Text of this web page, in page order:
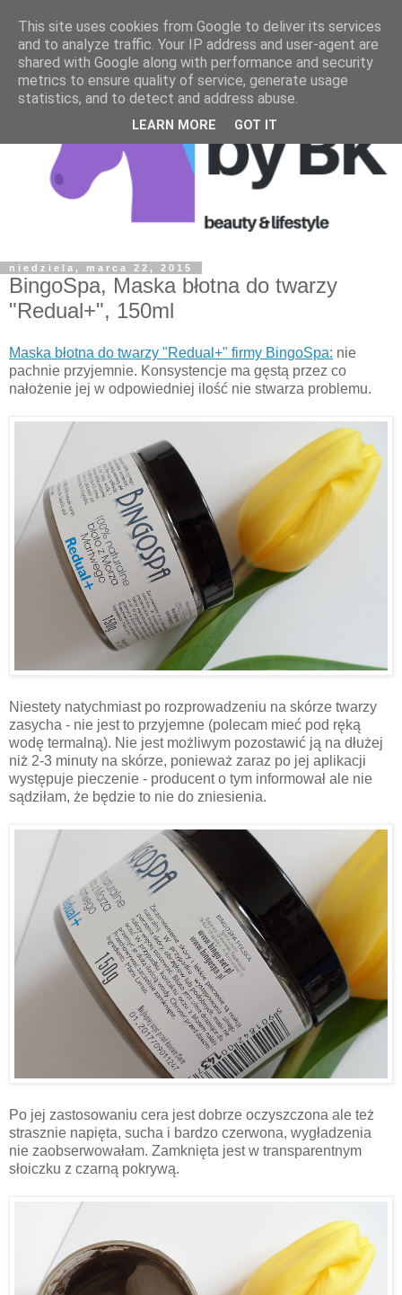
niedziela, marca 22, 2015
BingoSpa, Maska błotna do twarzy
"Redual+", 150ml
Maska błotna do twarzy "Redual+" firmy BingoSpa: nie
pachnie przyjemnie. Konsystencje ma gęstą przez co
nałożenie jej w odpowiedniej ilość nie stwarza problemu.
Niestety natychmiast po rozprowadzeniu na skórze twarzy
zasycha - nie jest to przyjemne (polecam mieć pod ręką
wodę termalną). Nie jest możliwym pozostawić ją na dłużej
niż 2-3 minuty na skórze, ponieważ zaraz po jej aplikacji
występuje pieczenie - producent o tym informował ale nie
sądziłam, że będzie to nie do zniesienia.
Po jej zastosowaniu cera jest dobrze oczyszczona ale też
strasznie napięta, sucha i bardzo czerwona, wygładzenia
nie zaobserwowałam. Zamknięta jest w transparentnym
słoiczku z czarną pokrywą.
This site uses cookies from Google to deliver its services
and to analyze traffic. Your IP address and user-agent are
shared with Google along with performance and security
metrics to ensure quality of service, generate usage
statistics, and to detect and address abuse.
LEARN MORE GOT IT